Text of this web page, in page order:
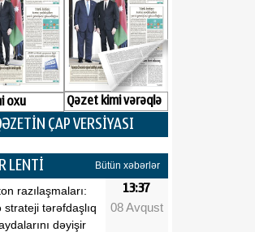
oxu Qəzet kimi vərəqlə
ÇAP VERSİYASI
LENTİ Bütün xəbərlər
razılaşmaları:
strateji tərəfdaşlıq
dəyişir
13:37
08 Avqust